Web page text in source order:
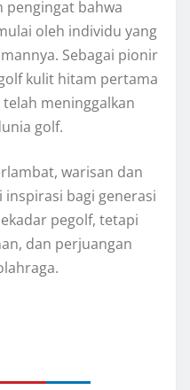
pengingat bahwa
oleh individu yang
Sebagai pionir
kulit hitam pertama
meninggalkan
golf.
warisan dan
bagi generasi
pegolf, tetapi
dan perjuangan